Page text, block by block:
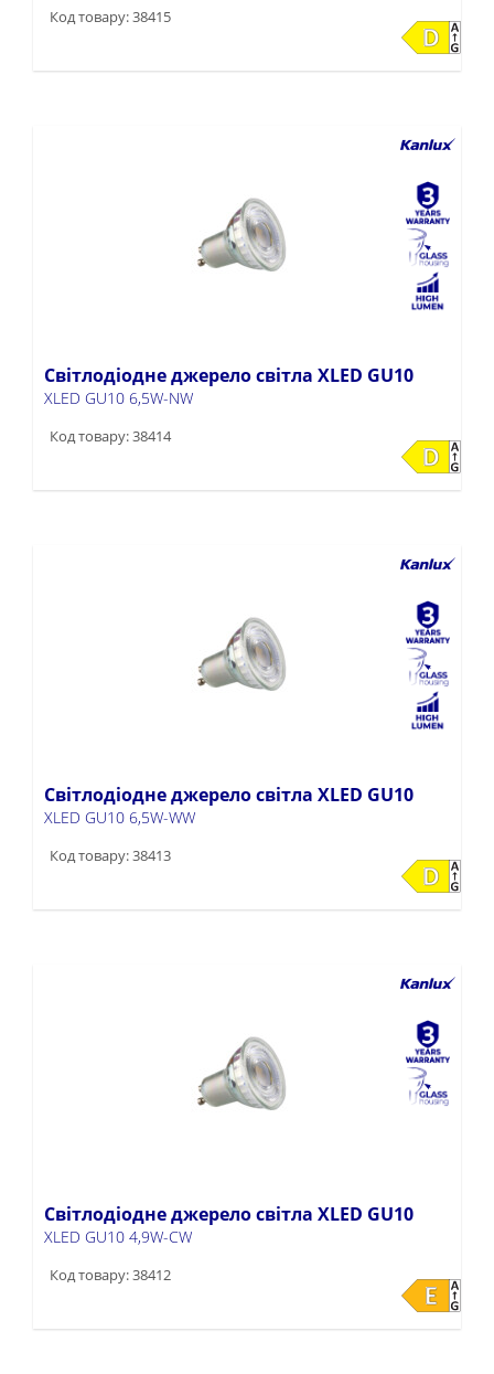
Код товару: 38415
Світлодіодне джерело світла XLED GU10
XLED GU10 6,5W-NW
Код товару: 38414
Світлодіодне джерело світла XLED GU10
XLED GU10 6,5W-WW
Код товару: 38413
Світлодіодне джерело світла XLED GU10
XLED GU10 4,9W-CW
Код товару: 38412